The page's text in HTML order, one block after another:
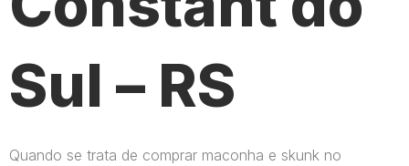
Sul – RS
Quando se trata de comprar maconha e skunk no